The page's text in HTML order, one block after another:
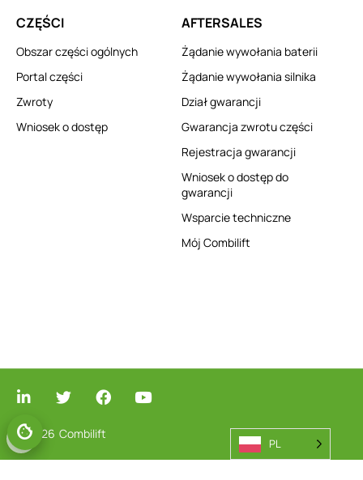
CZĘŚCI
Obszar części ogólnych
Portal części
Zwroty
Wniosek o dostęp
AFTERSALES
Żądanie wywołania baterii
Żądanie wywołania silnika
Dział gwarancji
Gwarancja zwrotu części
Rejestracja gwarancji
Wniosek o dostęp do
gwarancji
Wsparcie techniczne
Mój Combilift
© 2026 Combilift
PL